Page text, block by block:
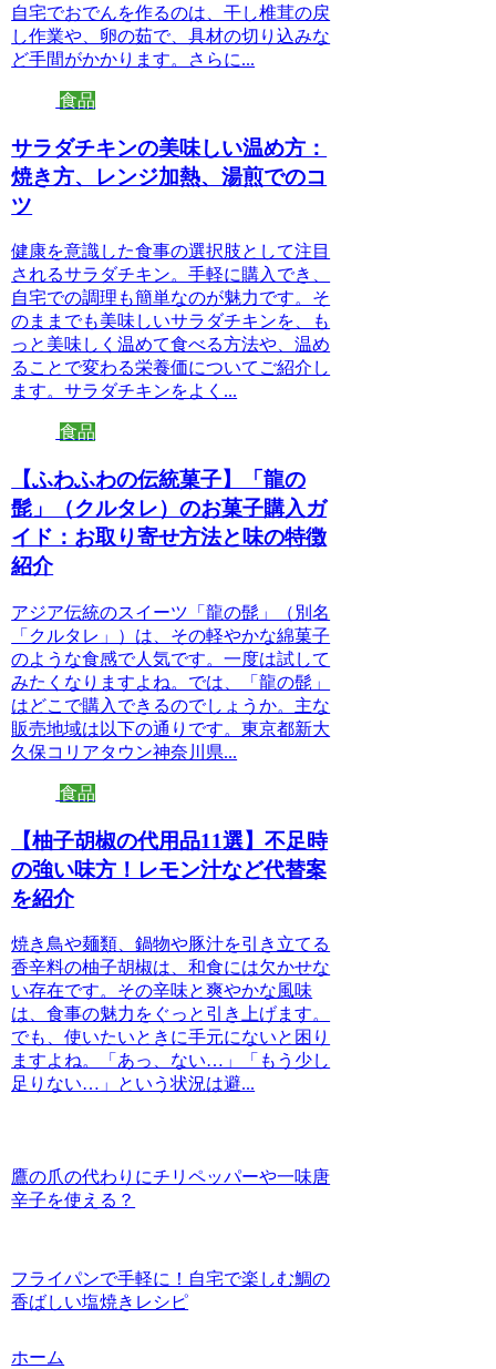
自宅でおでんを作るのは、干し椎茸の戻
し作業や、卵の茹で、具材の切り込みな
ど手間がかかります。さらに...
食品
サラダチキンの美味しい温め方：
焼き方、レンジ加熱、湯煎でのコ
ツ
健康を意識した食事の選択肢として注目
されるサラダチキン。手軽に購入でき、
自宅での調理も簡単なのが魅力です。そ
のままでも美味しいサラダチキンを、も
っと美味しく温めて食べる方法や、温め
ることで変わる栄養価についてご紹介し
ます。サラダチキンをよく...
食品
【ふわふわの伝統菓子】「龍の
髭」（クルタレ）のお菓子購入ガ
イド：お取り寄せ方法と味の特徴
紹介
アジア伝統のスイーツ「龍の髭」（別名
「クルタレ」）は、その軽やかな綿菓子
のような食感で人気です。一度は試して
みたくなりますよね。では、「龍の髭」
はどこで購入できるのでしょうか。主な
販売地域は以下の通りです。東京都新大
久保コリアタウン神奈川県...
食品
【柚子胡椒の代用品11選】不足時
の強い味方！レモン汁など代替案
を紹介
焼き鳥や麺類、鍋物や豚汁を引き立てる
香辛料の柚子胡椒は、和食には欠かせな
い存在です。その辛味と爽やかな風味
は、食事の魅力をぐっと引き上げます。
でも、使いたいときに手元にないと困り
ますよね。「あっ、ない…」「もう少し
足りない…」という状況は避...
鷹の爪の代わりにチリペッパーや一味唐
辛子を使える？
フライパンで手軽に！自宅で楽しむ鯛の
香ばしい塩焼きレシピ
ホーム